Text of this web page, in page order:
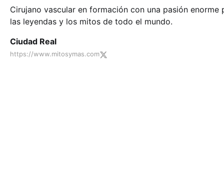
Cirujano vascular en formación con una pasión enorme
las leyendas y los mitos de todo el mundo.
Ciudad Real
https://www.mitosymas.com